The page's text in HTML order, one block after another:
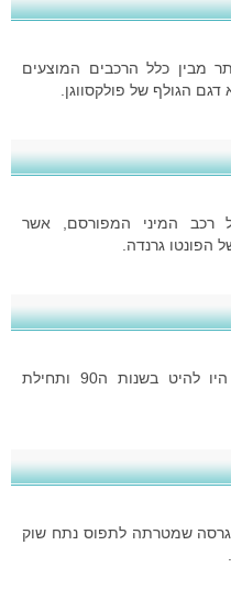
מבין כלל הרכבים המוצעים
הגולף של פולקסווגן.
המיני המפורסם, אשר
הפונטו גרנדה.
רכבים צרפתיים היו להיט בשנות ה90 ותחילת
שמטרתה לתפוס נתח שוק